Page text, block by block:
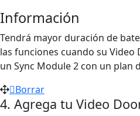
Información
Tendrá mayor duración de
las funciones cuando su
un Sync Module 2 con un plan
Borrar
4. Agrega tu Video